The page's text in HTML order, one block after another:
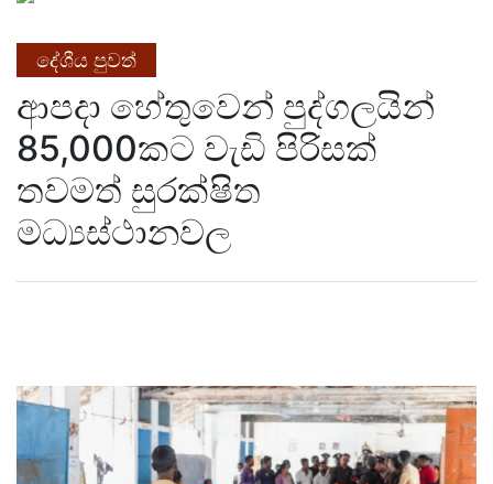
දේශීය පුවත්
ආපදා හේතුවෙන් පුද්ගලයින්
85,000කට වැඩි පිරිසක්
තවමත් සුරක්ෂිත
මධ්‍යස්ථානවල